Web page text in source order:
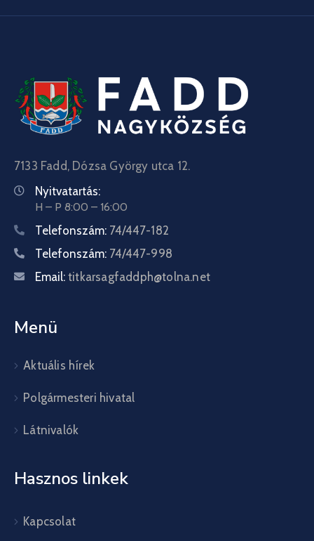
7133 Fadd, Dózsa György utca 12.
Nyitvatartás:
H – P 8:00 – 16:00
Telefonszám: 74/447-182
Telefonszám: 74/447-998
Email: titkarsagfaddph@tolna.net
Menü
Aktuális hírek
Polgármesteri hivatal
Látnivalók
Hasznos linkek
Kapcsolat